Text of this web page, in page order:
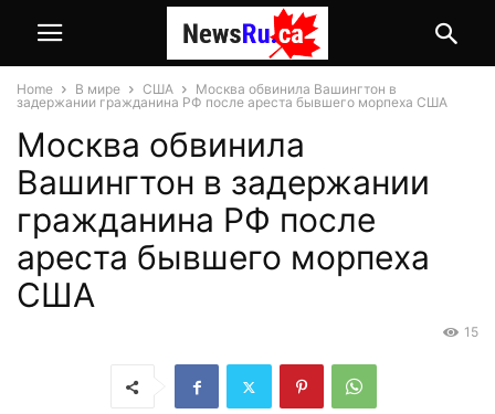
Home В мире США
Москва обвинила Вашингтон в
задержании гражданина РФ после ареста бывшего морпеха США
Москва обвинила
Вашингтон в задержании
гражданина РФ после
ареста бывшего морпеха
США
15